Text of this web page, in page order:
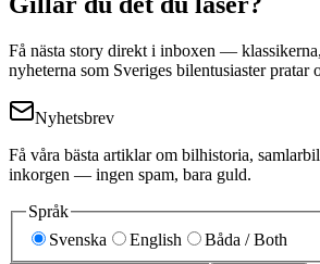
Få nästa story direkt i inboxen —
nyheterna som Sveriges bilentusiaster pratar
Nyhetsbrev
Få våra bästa artiklar om bilhistoria,
inkorgen — ingen spam, bara guld.
Språk
Svenska
English Båda / Both